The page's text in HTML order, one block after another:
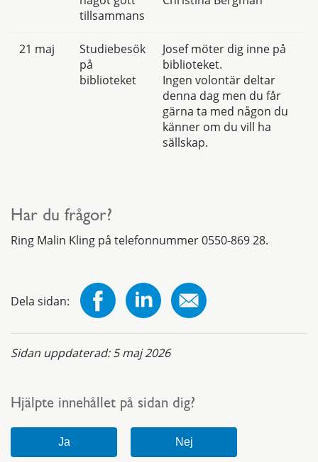
tillsammans
21 maj
Studiebesök
på
biblioteket
Josef möter dig inne på
biblioteket.
Ingen volontär deltar
denna dag men du får
gärna ta med någon du
känner om du vill ha
sällskap.
Har du frågor?
Ring Malin Kling på telefonnummer 0550-869 28.
Dela sidan:
Sidan uppdaterad:5 maj 2026
Hjälpte innehållet på sidan dig?